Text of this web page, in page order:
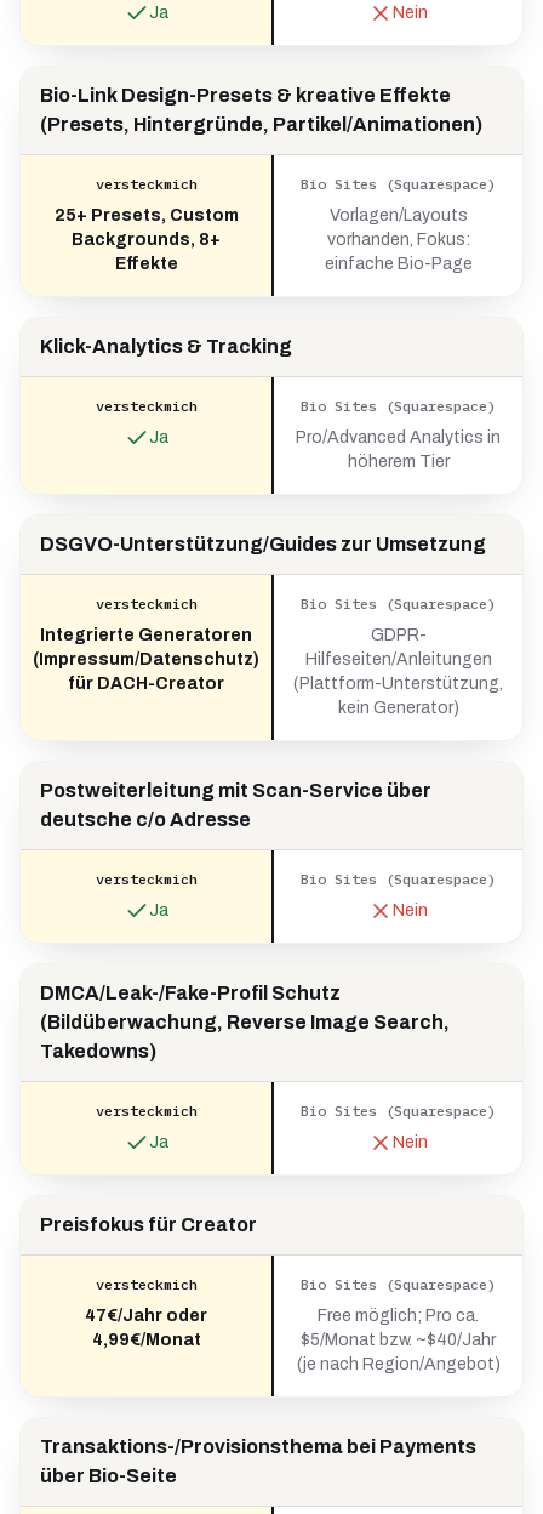
Ja
Nein
Bio-Link Design-Presets & kreative Effekte
(Presets, Hintergründe, Partikel/Animationen)
versteckmich
25+ Presets, Custom
Backgrounds, 8+
Effekte
Bio Sites (Squarespace)
Vorlagen/Layouts
vorhanden, Fokus:
einfache Bio-Page
Klick-Analytics & Tracking
versteckmich
Ja
Bio Sites (Squarespace)
Pro/Advanced Analytics in
höherem Tier
DSGVO-Unterstützung/Guides zur Umsetzung
versteckmich
Integrierte Generatoren
(Impressum/Datenschutz)
für DACH-Creator
Bio Sites (Squarespace)
GDPR-
Hilfeseiten/Anleitungen
(Plattform-Unterstützung,
kein Generator)
Postweiterleitung mit Scan-Service über
deutsche c/o Adresse
versteckmich
Ja
Bio Sites (Squarespace)
Nein
DMCA/Leak-/Fake-Profil Schutz
(Bildüberwachung, Reverse Image Search,
Takedowns)
versteckmich
Ja
Bio Sites (Squarespace)
Nein
Preisfokus für Creator
versteckmich
47€/Jahr oder
4,99€/Monat
Bio Sites (Squarespace)
Free möglich; Pro ca.
$5/Monat bzw. ~$40/Jahr
(je nach Region/Angebot)
Transaktions-/Provisionsthema bei Payments
über Bio-Seite